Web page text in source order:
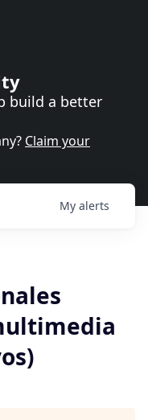
build a better
Claim your
My alerts